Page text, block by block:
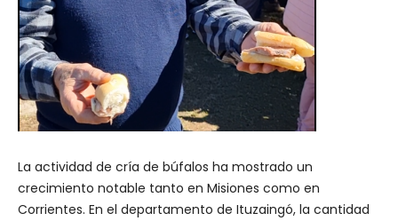
La actividad de cría de búfalos ha mostrado un
crecimiento notable tanto en Misiones como en
Corrientes. En el departamento de Ituzaingó, la cantidad